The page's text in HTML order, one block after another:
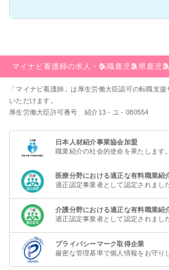
マイナビ看護師の求人・転職鹿児島県鹿児
「マイナビ看護師」は厚生労働大臣認可の転職支
いただけます。
厚生労働大臣許可番号 紹介13 - ユ - 080554
日本人材紹介事業協会加盟
職業紹介の社会的使命を果たします。
医療分野における適正な有料職業紹
適正認定事業者として認定されまし
介護分野における適正な有料職業紹
適正認定事業者として認定されまし
プライバシーマーク取得企業
厳密な管理基準で個人情報をお守り